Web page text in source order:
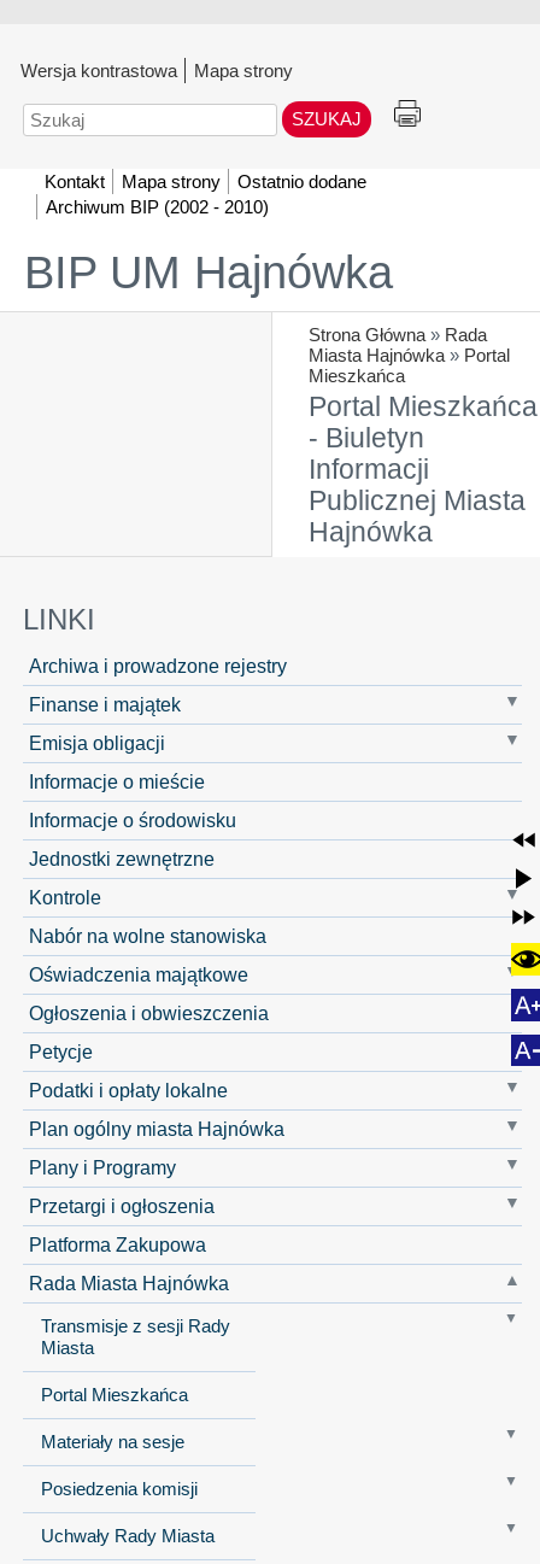
Wersja kontrastowa Mapa strony
Szukaj
Kontakt Mapa strony
Ostatnio dodane
Archiwum BIP (2002 - 2010)
BIP UM Hajnówka
Strona Główna » Rada
Miasta Hajnówka » Portal
Mieszkańca
Portal Mieszkańca
- Biuletyn
Informacji
Publicznej Miasta
Hajnówka
LINKI
Archiwa i prowadzone rejestry
Finanse i majątek
Emisja obligacji
Informacje o mieście
Informacje o środowisku
Jednostki zewnętrzne
Kontrole
Nabór na wolne stanowiska
Oświadczenia majątkowe
Ogłoszenia i obwieszczenia
Petycje
Podatki i opłaty lokalne
Plan ogólny miasta Hajnówka
Plany i Programy
Przetargi i ogłoszenia
Platforma Zakupowa
Rada Miasta Hajnówka
Transmisje z sesji Rady
Miasta
Portal Mieszkańca
Materiały na sesje
Posiedzenia komisji
Uchwały Rady Miasta